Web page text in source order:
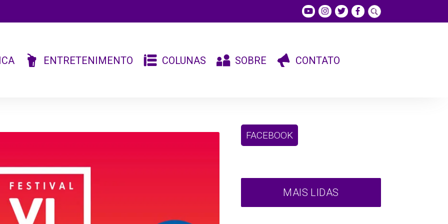
ENTRETENIMENTO COLUNAS SOBRE CONTATO
FACEBOOK
MAIS LIDAS